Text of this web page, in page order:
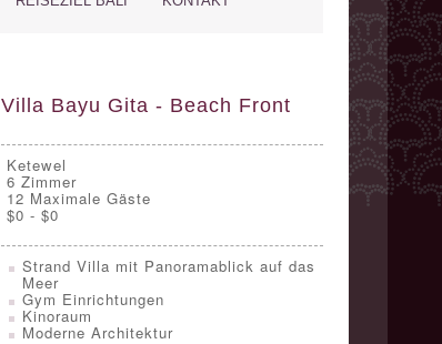
Villa Bayu Gita - Beach Front
Ketewel
6 Zimmer
12 Maximale Gäste
$0 - $0
Strand Villa mit Panoramablick auf das
Meer
Gym Einrichtungen
Kinoraum
Moderne Architektur